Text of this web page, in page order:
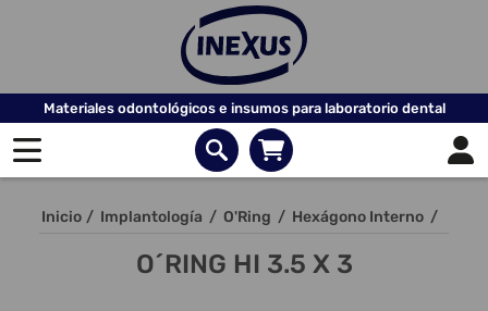
Materiales odontológicos e insumos para laboratorio dental
Inicio / Implantología / O'Ring / Hexágono Interno /
O´RING HI 3.5 X 3